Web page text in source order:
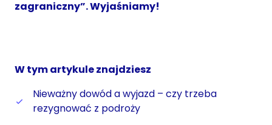
zagraniczny”. Wyjaśniamy!
W tym artykule znajdziesz
Nieważny dowód a wyjazd – czy trzeba
rezygnować z podroży